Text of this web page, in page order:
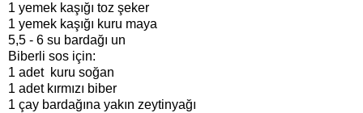
1 yemek kaşığı toz şeker
1 yemek kaşığı kuru maya
5,5 - 6 su bardağı un
Biberli sos için:
1 adet kuru soğan
1 adet kırmızı biber
1 çay bardağına yakın zeytinyağı